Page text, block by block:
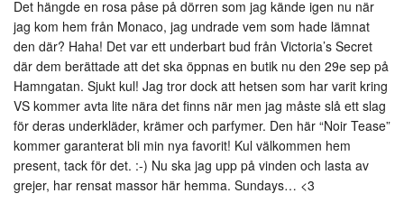
Det hängde en rosa påse på dörren som jag kände igen nu när
jag kom hem från Monaco, jag undrade vem som hade lämnat
den där? Haha! Det var ett underbart bud från Victoria’s Secret
där dem berättade att det ska öppnas en butik nu den 29e sep på
Hamngatan. Sjukt kul! Jag tror dock att hetsen som har varit kring
VS kommer avta lite nära det finns när men jag måste slå ett slag
för deras underkläder, krämer och parfymer. Den här “Noir Tease”
kommer garanterat bli min nya favorit! Kul välkommen hem
present, tack för det. :-) Nu ska jag upp på vinden och lasta av
grejer, har rensat massor här hemma. Sundays… <3